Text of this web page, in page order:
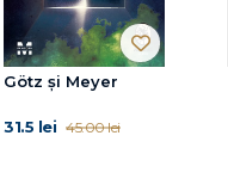
Götz și Meyer
31.5 lei 45.00 lei